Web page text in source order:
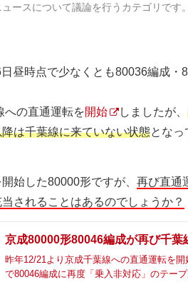
ースについて議論を行うカテゴリです。
昼時点で少なくとも80036編成
への直通運転を開始 しましたが、
は千葉線に来ていない状態となっ
始した80000形ですが、 再び直通
されることはあるのでしょうか？
京成80000形80046編成が再び千葉
昨年12/21より京成千葉線への直通運転を
で80046編成に再度「乗入非対応」のテー